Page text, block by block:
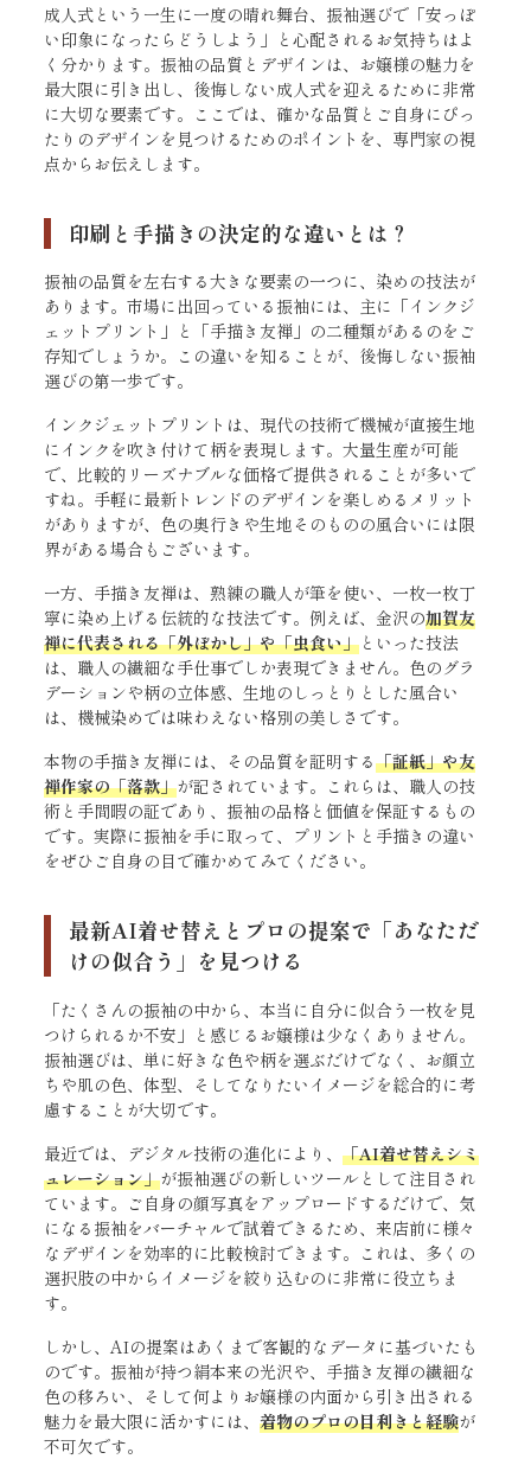
成人式という一生に一度の晴れ舞台、振袖選びで「安っぽ
い印象になったらどうしよう」と心配されるお気持ちはよ
く分かります。振袖の品質とデザインは、お嬢様の魅力を
最大限に引き出し、後悔しない成人式を迎えるために非常
に大切な要素です。ここでは、確かな品質とご自身にぴっ
たりのデザインを見つけるためのポイントを、専門家の視
点からお伝えします。
印刷と手描きの決定的な違いとは？
振袖の品質を左右する大きな要素の一つに、染めの技法が
あります。市場に出回っている振袖には、主に「インクジ
ェットプリント」と「手描き友禅」の二種類があるのをご
存知でしょうか。この違いを知ることが、後悔しない振袖
選びの第一歩です。
インクジェットプリントは、現代の技術で機械が直接生地
にインクを吹き付けて柄を表現します。大量生産が可能
で、比較的リーズナブルな価格で提供されることが多いで
すね。手軽に最新トレンドのデザインを楽しめるメリット
がありますが、色の奥行きや生地そのものの風合いには限
界がある場合もございます。
一方、手描き友禅は、熟練の職人が筆を使い、一枚一枚丁
寧に染め上げる伝統的な技法です。例えば、金沢の加賀友
禅に代表される「外ぼかし」や「虫食い」 といった技法
は、職人の繊細な手仕事でしか表現できません。色のグラ
デーションや柄の立体感、生地のしっとりとした風合い
は、機械染めでは味わえない格別の美しさです。
本物の手描き友禅には、その品質を証明する「証紙」や友
禅作家の「落款」が記されています。これらは、職人の技
術と手間暇の証であり、振袖の品格と価値を保証するもの
です。実際に振袖を手に取って、プリントと手描きの違い
をぜひご自身の目で確かめてみてください。
最新AI着せ替えとプロの提案で「あなただ
けの似合う」を見つける
「たくさんの振袖の中から、本当に自分に似合う一枚を見
つけられるか不安」と感じるお嬢様は少なくありません。
振袖選びは、単に好きな色や柄を選ぶだけでなく、お顔立
ちや肌の色、体型、そしてなりたいイメージを総合的に考
慮することが大切です。
最近では、デジタル技術の進化により、「AI着せ替えシミ
ュレーション」が振袖選びの新しいツールとして注目され
ています。ご自身の顔写真をアップロードするだけで、気
になる振袖をバーチャルで試着できるため、来店前に様々
なデザインを効率的に比較検討できます。これは、多くの
選択肢の中からイメージを絞り込むのに非常に役立ちま
す。
しかし、AIの提案はあくまで客観的なデータに基づいたも
のです。振袖が持つ絹本来の光沢や、手描き友禅の繊細な
色の移ろい、そして何よりお嬢様の内面から引き出される
魅力を最大限に活かすには、着物のプロの目利きと経験が
不可欠です。